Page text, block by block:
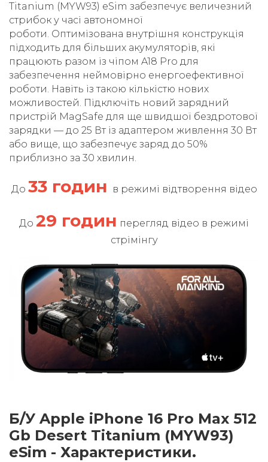
Titanium (MYW93) eSim забезпечує величезний
стрибок у часі автономної
роботи. Оптимізована внутрішня конструкція
підходить для більших акумуляторів, які
працюють разом із чіпом A18 Pro для
забезпечення неймовірно енергоефективної
роботи. Навіть із такою кількістю нових
можливостей. Підключіть новий зарядний
пристрій MagSafe для ще швидшої бездротової
зарядки — до 25 Вт із адаптером живлення 30 Вт
або вище, що забезпечує заряд до 50%
приблизно за 30 хвилин.
До 33 годин в режимі відтворення відео
До 29 годин перегляд відео в режимі
стрімінгу
Б/У Apple iPhone 16 Pro Max 512
Gb Desert Titanium (MYW93)
eSim - Характеристики.